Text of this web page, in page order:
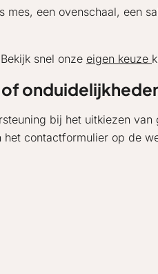
een ovenschaal, een
snel onze eigen keuze
of
bij het uitkiezen
het contactformulier op de